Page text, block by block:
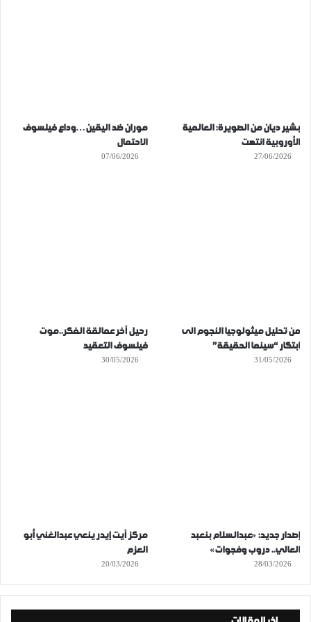
بشير ديان من الصويرة: العالمية
الأوروبية انتهت
27/06/2026
موران ضد اليقين…وداع فيلسوف
الاحتمال
07/06/2026
من تحليل ميثولوجيا النجوم الى
ابتكار “سينما الحقيقة”
31/05/2026
رحيل آخر عمالقة الفكر..موت
فيلسوف التعقيد
30/05/2026
إصدار جديد: «عبدالسلام بنعبد
العالي.. دروب وفجوات»
28/03/2026
مركز آيت إيدر ينعي عبدالغني أبو
العزم
20/03/2026